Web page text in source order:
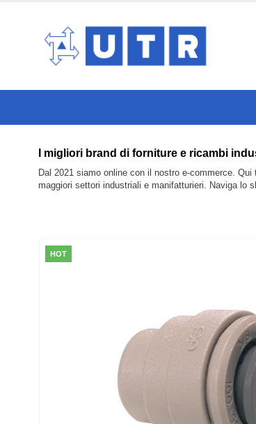
I migliori brand di forniture e ricambi
Dal 2021 siamo online con il nostro e-commerce.
maggiori settori industriali e manifatturieri. Naviga lo
HOT